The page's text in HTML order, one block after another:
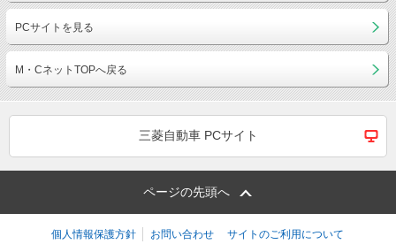
PCサイトを見る
M・CネットTOPへ戻る
三菱自動車 PCサイト
ページの先頭へ
個人情報保護方針 お問い合わせ サイトのご利用について